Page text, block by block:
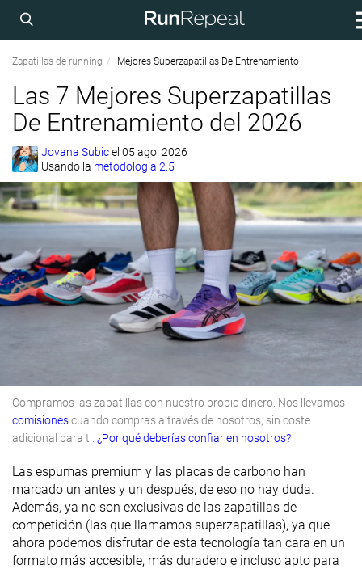
Zapatillas de running Mejores Superzapatillas De Entrenamiento
Las 7 Mejores Superzapatillas
De Entrenamiento del 2026
Jovana Subicel 05 ago. 2026
Usando la metodología 2.5
Compramos las zapatillas con nuestro propio dinero. Nos llevamos
comisionescuando compras a través de nosotros, sin coste
adicional para ti. ¿Por qué deberías confiar en nosotros?
Las espumas premium y las placas de carbono han
marcado un antes y un después, de eso no hay duda.
Además, ya no son exclusivas de las zapatillas de
competición (las que llamamos superzapatillas), ya que
ahora podemos disfrutar de esta tecnología tan cara en un
formato más accesible, más duradero e incluso apto para